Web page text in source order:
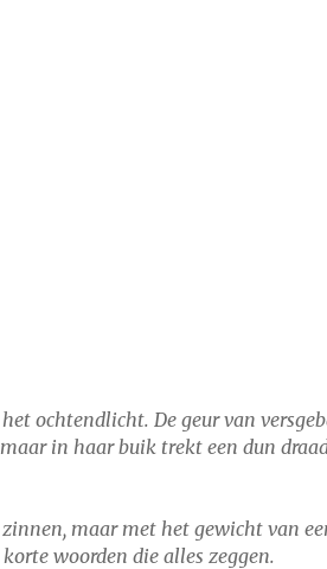
ochtendlicht. De geur van
in haar buik trekt een dun
maar met het gewicht van
woorden die alles zeggen.